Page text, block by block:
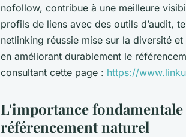
nofollow, contribue à une meilleure
profils de liens avec des outils d’audit,
netlinking réussie mise sur la diversité
en améliorant durablement le
consultant cette page : https://
L'importance
référencement naturel